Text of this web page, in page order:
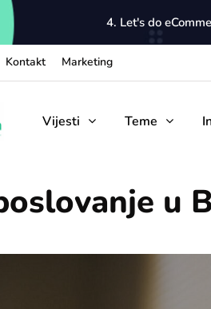
4. Let's do
Kontakt Marketing
Vijesti Teme
u